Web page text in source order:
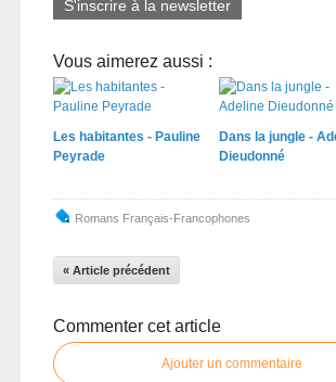
S'inscrire à la newsletter
Vous aimerez aussi :
Les habitantes - Pauline
Peyrade
Dans la jungle -
Dieudonné
Romans Français-Francophones
« Article précédent
Commenter cet article
Ajouter un commentaire